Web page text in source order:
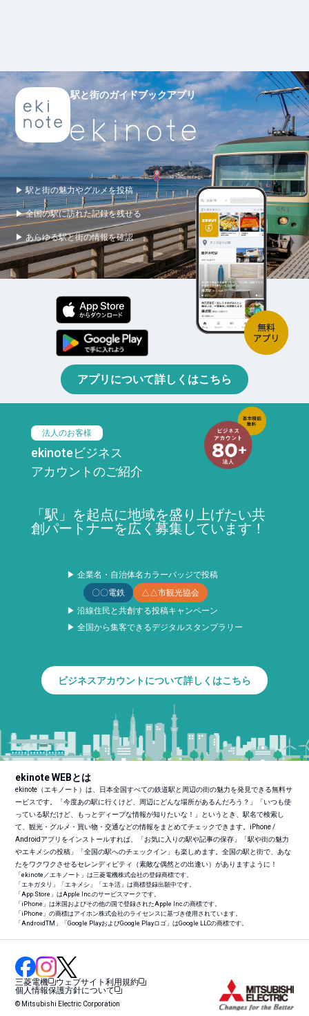
駅と街のガイドブックアプリ
▶ 駅と街の魅力やグルメを投稿
▶ 全国の駅に訪れた記録を残せる
▶ あらゆる駅と街の情報を確認
アプリについて詳しくはこちら
法人のお客様
ekinoteビジネス
アカウントのご紹介
「駅」を起点に地域を盛り上げたい共
創パートナーを広く募集しています！
▶ 企業名・自治体名カラーバッジで投稿
〇〇電鉄
△△市観光協会
▶ 沿線住民と共創する投稿キャンペーン
▶ 全国から集客できるデジタルスタンプラリー
ビジネスアカウントについて詳しくはこちら
ekinote WEBとは
ekinote（エキノート）は、日本全国すべての鉄道駅と周辺の街の魅力を発見できる無料サ
ービスです。「今度あの駅に行くけど、周辺にどんな場所があるんだろう？」「いつも使
っている駅だけど、もっとディープな情報が知りたいな！」というとき、駅名で検索し
て、観光・グルメ・買い物・交通などの情報をまとめてチェックできます。iPhone /
Androidアプリをインストールすれば、「お気に入りの駅や記事の保存」「駅や街の魅力
やエキメシの投稿」「全国の駅へのチェックイン」も楽しめます。全国の駅と街で、あな
たをワクワクさせるセレンディピティ（素敵な偶然との出逢い）がありますように！
「ekinote／エキノート」は三菱電機株式会社の登録商標です。
「エキガタリ」「エキメシ」「エキ活」は商標登録出願中です。
「App Store」はApple Inc.のサービスマークです。
「iPhone」は米国およびその他の国で登録されたApple Inc.の商標です。
「iPhone」の商標はアイホン株式会社のライセンスに基づき使用されています。
「AndroidTM 」「Google PlayおよびGoogle Playロゴ」はGoogle LLCの商標です。
三菱電機
ウェブサイト利用規約
個人情報保護方針について
© Mitsubishi Electric Corporation